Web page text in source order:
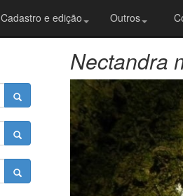
Cadastro e edição Outros
Nectandra